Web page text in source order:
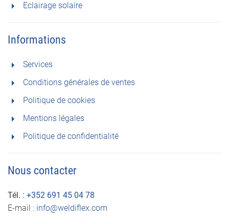
Eclairage solaire
Informations
Services
Conditions générales de ventes
Politique de cookies
Mentions légales
Politique de confidentialité
Nous contacter
Tél. : +352 691 45 04 78
E-mail : info@weldiflex.com